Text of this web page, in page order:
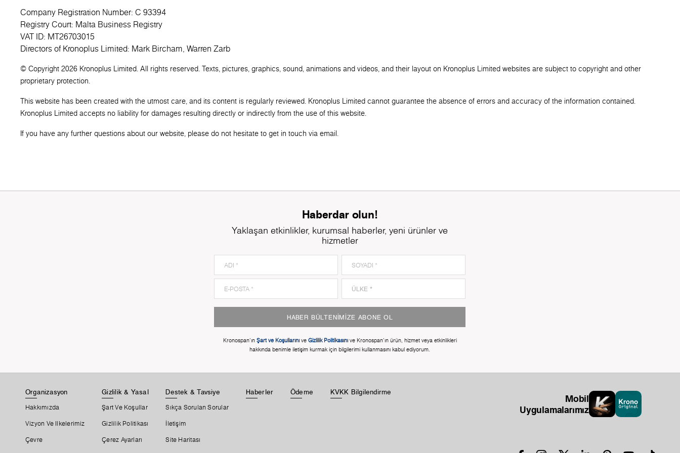
Company Registration Number: C 93394
Registry Court: Malta Business Registry
VAT ID: MT26703015
Directors of Kronoplus Limited: Mark Bircham, Warren Zarb
© Copyright 2026 Kronoplus Limited. All rights reserved. Texts, pictures, graphics, sound, animations and videos, and their layout on Kronoplus Limited websites are subject to copyright and other
proprietary protection.
This website has been created with the utmost care, and its content is regularly reviewed. Kronoplus Limited cannot guarantee the absence of errors and accuracy of the information contained.
Kronoplus Limited accepts no liability for damages resulting directly or indirectly from the use of this website.
If you have any further questions about our website, please do not hesitate to get in touch via email.
Haberdar olun!
Yaklaşan etkinlikler, kurumsal haberler, yeni ürünler ve
hizmetler
HABER BÜLTENIMIZE ABONE OL
Kronospan'ın Şart ve Koşullarınıve Gizlilik Politikasınıve Kronospan'ın ürün, hizmet veya etkinlikleri
hakkında benimle iletişim kurmak için bilgilerimi kullanmasını kabul ediyorum.
Organizasyon
Hakkımızda
Vizyon Ve Ilkelerimiz
Çevre
Gizlilik & Yasal
Şart Ve Koşullar
Gizlilik Politikası
Çerez Ayarları
Destek & Tavsiye
Sıkça Sorulan Sorular
İletişim
Site Haritası
Haberler Ödeme KVKK Bilgilendirme
Mobil
Uygulamalarımız